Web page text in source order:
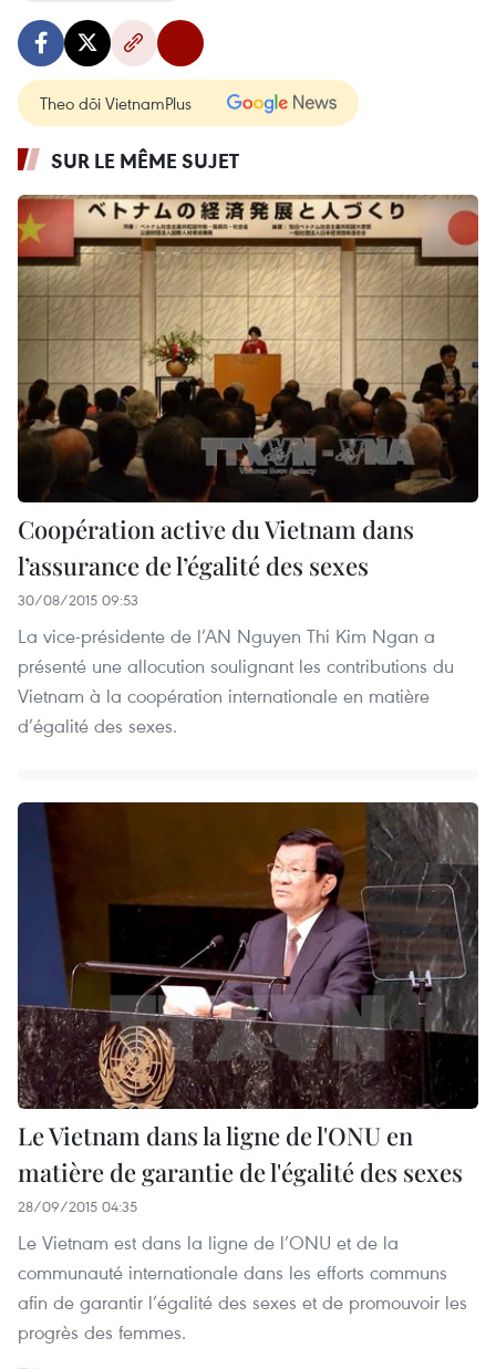
Theo dõi VietnamPlus
SUR LE MÊME SUJET
Coopération active du Vietnam dans
l’assurance de l’égalité des sexes
30/08/2015 09:53
La vice-présidente de l’AN Nguyen Thi Kim Ngan a
présenté une allocution soulignant les contributions du
Vietnam à la coopération internationale en matière
d’égalité des sexes.
Le Vietnam dans la ligne de l'ONU en
matière de garantie de l'égalité des sexes
28/09/2015 04:35
Le Vietnam est dans la ligne de l’ONU et de la
communauté internationale dans les efforts communs
afin de garantir l’égalité des sexes et de promouvoir les
progrès des femmes.